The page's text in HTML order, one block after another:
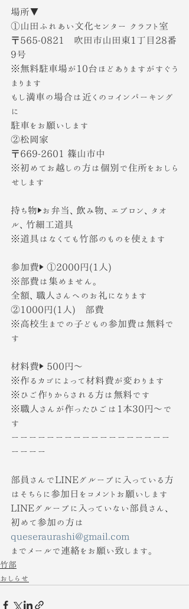
場所▼
①山田ふれあい文化センター クラフト室
〒565-0821　吹田市山田東1丁目28番
9号
※無料駐車場が10台ほどありますがすぐう
まります
もし満車の場合は近くのコインパーキング
に
駐車をお願いします
②松岡家
〒669-2601 篠山市中
※初めてお越しの方は個別で住所をおしら
せします
持ち物▶︎お弁当、飲み物、エプロン、タオ
ル、竹細工道具
※道具はなくても竹部のものを使えます
参加費▶︎ ①2000円(1人)
※部費は集めません。
全額、職人さんへのお礼になります
②1000円(1人)　部費
※高校生までの子どもの参加費は無料で
す
材料費▶︎ 500円〜
※作るカゴによって材料費が変わります
※ひご作りからされる方は無料です
※職人さんが作ったひごは1本30円〜で
す
ーーーーーーーーーーーーーーーーーー
ーーーー
部員さんでLINEグループに入っている方
はそちらに参加日をコメントお願いします
LINEグループに入っていない部員さん、
初めて参加の方は
queseraurashi@gmail.com
までメールで連絡をお願い致します。
竹部
おしらせ